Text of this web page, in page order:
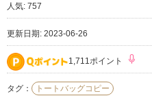
人気: 757
更新日期: 2023-06-26
1,711ポイント
タグ： トートバッグコピー